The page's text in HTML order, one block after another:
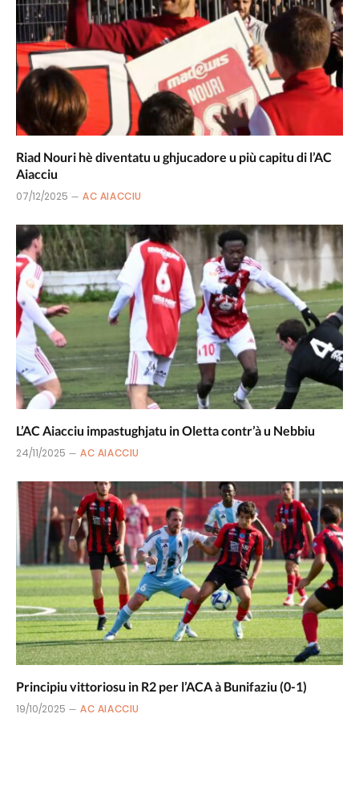
Riad Nouri hè diventatu u ghjucadore u più capitu di l’AC
Aiacciu
07/12/2025 AC AIACCIU
L’AC Aiacciu impastughjatu in Oletta contr’à u Nebbiu
24/11/2025 AC AIACCIU
Principiu vittoriosu in R2 per l’ACA à Bunifaziu (0-1)
19/10/2025 AC AIACCIU